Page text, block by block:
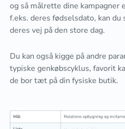
og så målrette dine kampagner
f.eks. deres fødselsdato, kan du
deres vej på den store dag.
Du kan også kigge på andre
typiske genkøbscyklus, favorit
de bor tæt på din fysiske butik.